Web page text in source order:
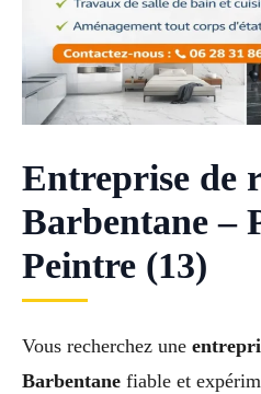
Entreprise de
Barbentane –
Peintre (13)
Vous recherchez une
Barbentane fiable et